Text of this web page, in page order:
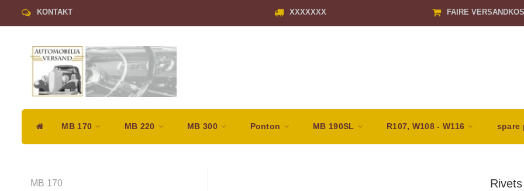
KONTAKT XXXXXXX FAIRE
MB 170 MB 220 MB 300 Ponton MB 190SL R107, W108 - W116 spare
MB 170